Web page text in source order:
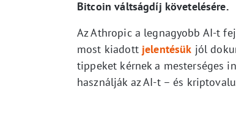
Bitcoin váltságdíj követelésére.
Az Athropic a legnagyobb AI-t
most kiadott jelentésük jól
tippeket kérnek a mesterséges
használják az AI-t – és